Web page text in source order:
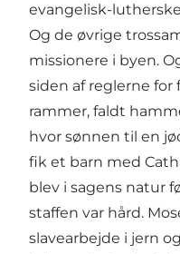
evangelisk-
Og de øvrige
missionere i byen.
siden af reglerne for
rammer, faldt
hvor sønnen til en
fik et barn med
blev i sagens natur
staffen var hård.
slavearbejde i jern